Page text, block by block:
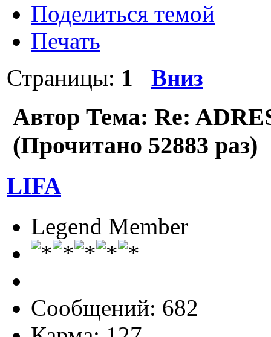
Поделиться темой
Печать
Страницы: 1 Вниз
Автор Тема: Re:
(Прочитано 52883 раз)
LIFA
Legend Member
Сообщений: 682